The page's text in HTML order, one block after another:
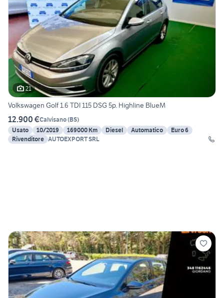
21
Volkswagen Golf 1.6 TDI 115 DSG 5p. Highline BlueM
12.900 €Calvisano(BS)
Usato
10/2019 169000 Km Diesel Automatico
Euro 6
Rivenditore AUTOEXPORT SRL